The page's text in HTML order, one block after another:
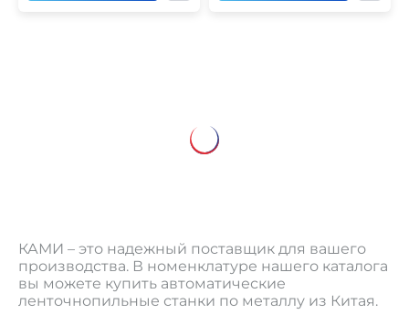
КАМИ – это надежный поставщик для вашего
производства. В номенклатуре нашего каталога
вы можете купить автоматические
ленточнопильные станки по металлу из Китая.